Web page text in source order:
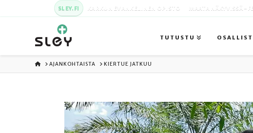
SLEY.FI KARKUN EVANKELINEN OPISTO MAATA NÄKYVISSÄ -
TUTUSTU
ETUSIVU
AJANKOHTAISTA KIERTUE JATKUU